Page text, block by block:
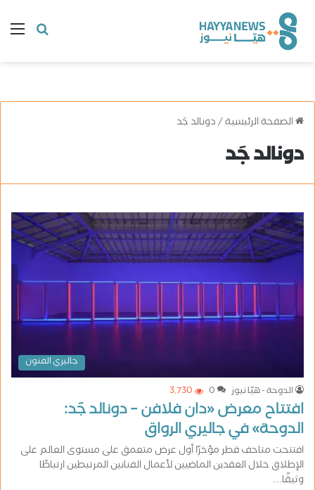
البحث
الصفحة الرئيسية/دونالد جَد
دونالد جَد
جاليري الفنون
الدوحة - هيّا نيوز
0 3٬730
افتتاح معرض «دان فلافن – دونالد جَد:
الدوحة» في جاليري الرواق
افتتحت متاحف قطر مؤخرًا أول عرض متعمق على مستوى العالم على
الإطلاق خلال العقدين الماضيين لأعمال الفنانين المرتبطين ارتباطًا
وثيقًا…